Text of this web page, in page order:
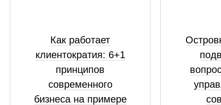
Как работает
клиентократия: 6+1
принципов
современного
бизнеса на примере